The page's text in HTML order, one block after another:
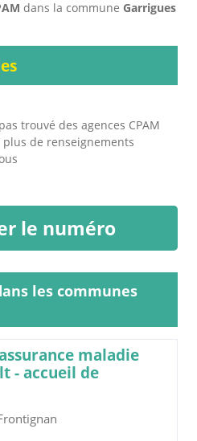
dans la commune Garrigues
trouvé des agences CPAM
de renseignements
le numéro
les communes
maladie
- accueil de